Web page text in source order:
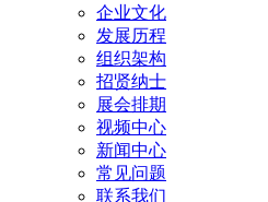
企业文化
发展历程
组织架构
招贤纳士
展会排期
视频中心
新闻中心
常见问题
联系我们